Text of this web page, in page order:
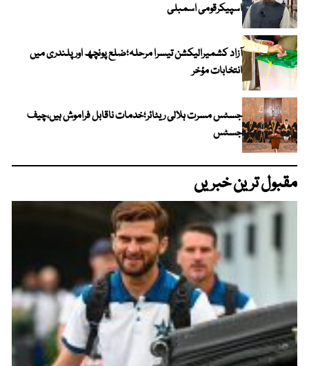
اسپیکرقومی اسمبلی
آزاد کشمیرالیکشن تیسرا مرحلہ؛ضلع پونچھ اور پلندری میں
انتخابات مؤخر
جسٹس مسرت ہلالی ریٹائر؛خدمات ناقابل فراموش ہیں،چیف
جسٹس
مقبول ترین خبریں